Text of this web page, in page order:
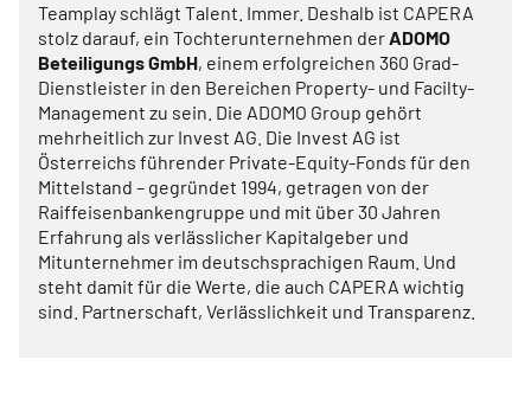
Teamplay schlägt Talent. Immer. Deshalb ist CAPERA
stolz darauf, ein Tochterunternehmen derADOMO
Beteiligungs GmbH, einem erfolgreichen 360 Grad-
Dienstleister in den Bereichen Property- und Facilty-
Management zu sein. Die ADOMO Group gehört
mehrheitlich zur Invest AG. Die Invest AG ist
Österreichs führender Private-Equity-Fonds für den
Mittelstand – gegründet 1994, getragen von der
Raiffeisenbankengruppe und mit über 30 Jahren
Erfahrung als verlässlicher Kapitalgeber und
Mitunternehmer im deutschsprachigen Raum. Und
steht damit für die Werte, die auch CAPERA wichtig
sind. Partnerschaft, Verlässlichkeit und Transparenz.